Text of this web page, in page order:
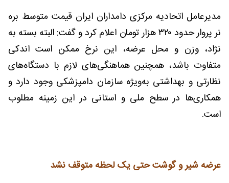
مدیرعامل اتحادیه مرکزی دامداران ایران قیمت متوسط بره
نر پروار حدود ۳۲۰ هزار تومان اعلام کرد و گفت: البته بسته به
نژاد، وزن و محل عرضه، این نرخ ممکن است اندکی
متفاوت باشد، همچنین هماهنگی‌های لازم با دستگاه‌های
نظارتی و بهداشتی به‌ویژه سازمان دامپزشکی وجود دارد و
همکاری‌ها در سطح ملی و استانی در این زمینه مطلوب
است.
عرضه شیر و گوشت حتی یک لحظه متوقف نشد